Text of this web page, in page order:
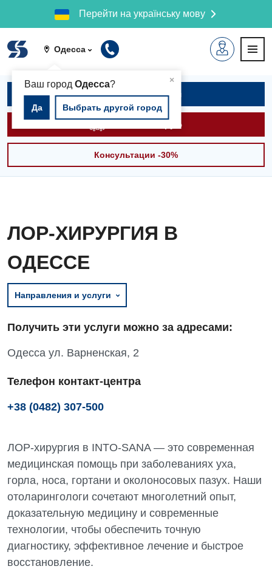
Перейти на українську мову
Одесса
×
Ваш город Одесса?
Да Выбрать другой город
Записаться на приём
Вызвать скорую
Консультации -30%
ЛОР-ХИРУРГИЯ В
ОДЕССЕ
Направления и услуги
Получить эти услуги можно за адресами:
Одесса ул. Варненская, 2
Телефон контакт-центра
+38 (0482) 307-500
ЛОР-хирургия в INTO-SANA — это современная
медицинская помощь при заболеваниях уха,
горла, носа, гортани и околоносовых пазух. Наши
отоларингологи сочетают многолетний опыт,
доказательную медицину и современные
технологии, чтобы обеспечить точную
диагностику, эффективное лечение и быстрое
восстановление.